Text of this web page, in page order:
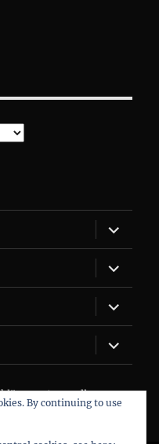
expand
child
menu
expand
child
menu
expand
child
menu
expand
child
menu
Proudly
By continuing to use